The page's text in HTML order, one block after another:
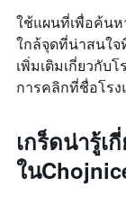
ใช้แผนที่เพื่อค้นห
ใกล้จุดที่น่าสนใ
เพิ่มเติมเกี่ยวกับ
การคลิกที่ชื่อโร
เกร็ดน่ารู้เ
ใน